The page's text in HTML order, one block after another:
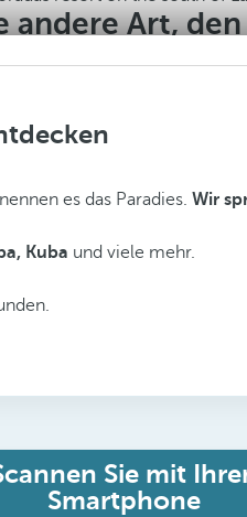
andere Art, den
es das Paradies. Wir
Kuba und viele mehr.
Sie mit
Smartphone